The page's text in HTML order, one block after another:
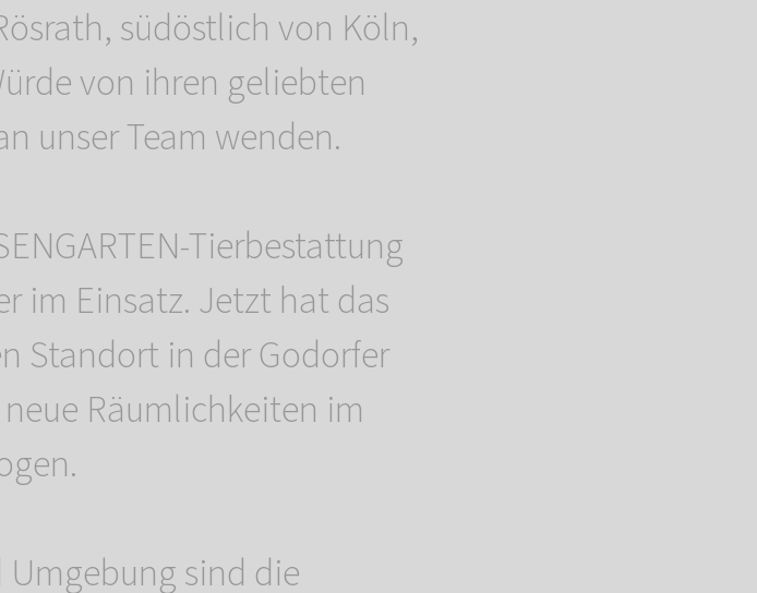
südöstlich von Köln,
von ihren geliebten
unser Team wenden.
Tierbestattung
im Einsatz. Jetzt hat das
Standort in der Godorfer
Räumlichkeiten im
sind die